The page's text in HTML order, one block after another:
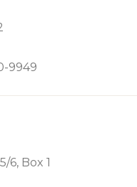
9949
6, Box 1